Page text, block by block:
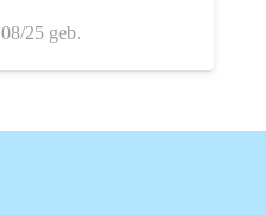
08/25 geb.